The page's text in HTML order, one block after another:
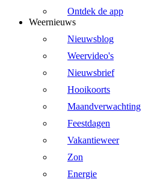
Ontdek de app
Weernieuws
Nieuwsblog
Weervideo's
Nieuwsbrief
Hooikoorts
Maandverwachting
Feestdagen
Vakantieweer
Zon
Energie